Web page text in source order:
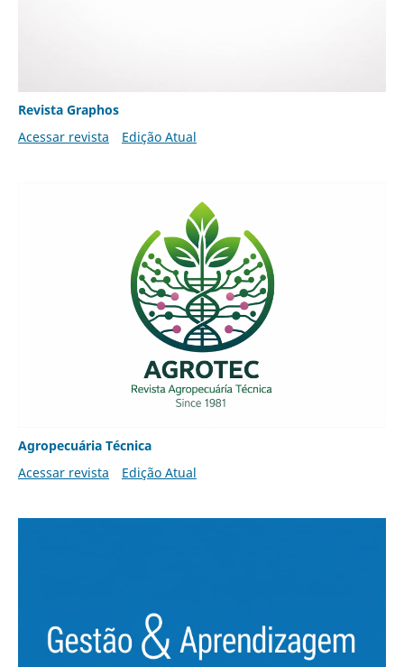
Revista Graphos
Acessar revista
Edição Atual
Agropecuária Técnica
Acessar revista
Edição Atual